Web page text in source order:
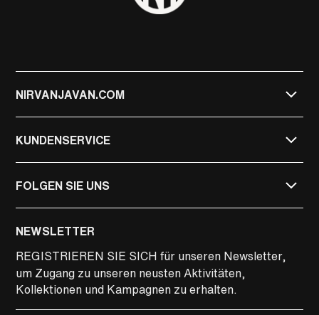
NIRVANJAVAN.COM
KUNDENSERVICE
FOLGEN SIE UNS
NIRVAN JAVAN PRIVATE
LINKEDIN
NEWSLETTER
REGISTRIEREN SIE SICH für unseren Newsletter,
um Zugang zu unseren neusten Aktivitäten,
Kollektionen und Kampagnen zu erhalten.